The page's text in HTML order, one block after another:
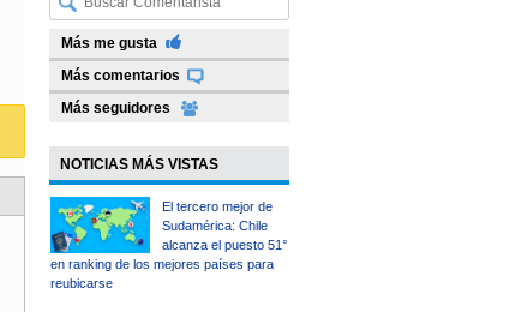
Más me gusta
Más comentarios
Más seguidores
NOTICIAS MÁS VISTAS
El tercero mejor de
Sudamérica: Chile
alcanza el puesto 51°
en ranking de los mejores países para
reubicarse